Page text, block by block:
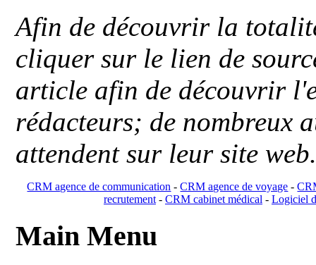
Afin de découvrir la
cliquer sur le lien de
article afin de découvrir
rédacteurs; de nombreux
attendent sur leur site
CRM agence de communication -CRM agence de voyage -
recrutement- CRM cabinet médical- Logiciel
Main Menu